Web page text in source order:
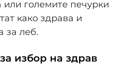
големите печурки
како здрава и
за леб.
избор на здрав